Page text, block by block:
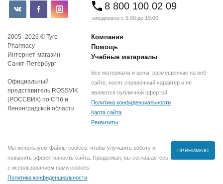
8 800 100 02 09
ежедневно с 9:00 до 19:00
2005–2026 © Tyre
Pharmacy
Интернет-магазин
Санкт-Петербург
Официальный
представитель ROSSVIK
(РОССВИК) по СПб и
Ленинградской области
Компания
Помощь
Учебные материалы
Все материалы и цены, размещенные на веб-
сайте, носят справочный характер и не
являются публичной офертой.
Политика конфиденциальности
Карта сайта
Реквизиты
Мы используем файлы cookies, чтобы улучшить работу и
повысить эффективность сайта. Продолжая, вы соглашаетесь
с использованием нами cookies.
Политика конфиденциальности
ПРИНИМАЮ